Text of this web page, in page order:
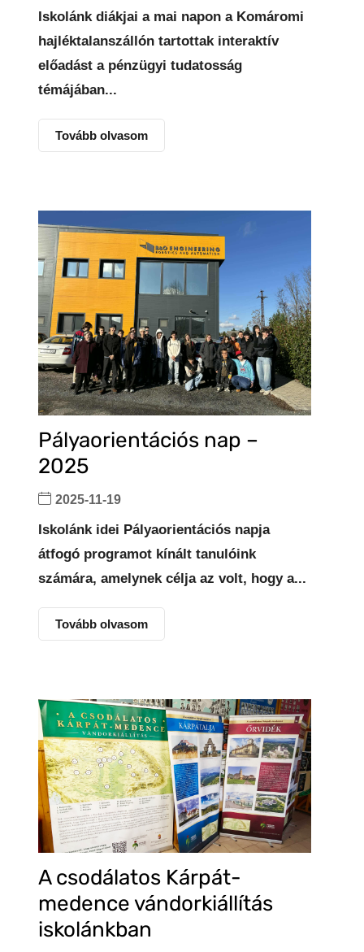
Iskolánk diákjai a mai napon a Komáromi
hajléktalanszállón tartottak interaktív
előadást a pénzügyi tudatosság
témájában...
Tovább olvasom
Pályaorientációs nap –
2025
2025-11-19
Iskolánk idei Pályaorientációs napja
átfogó programot kínált tanulóink
számára, amelynek célja az volt, hogy a...
Tovább olvasom
A csodálatos Kárpát-
medence vándorkiállítás
iskolánkban